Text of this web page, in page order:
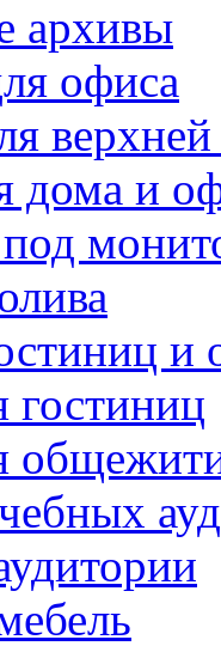
архивы
офиса
дома и
гостиниц